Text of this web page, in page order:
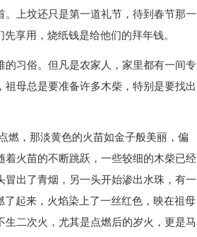
上坟还只是第一道礼节，待到春节那一
享用，烧纸钱是给他们的拜年钱。
习俗。但凡是农家人，家里都有一间专
母总是要准备许多木柴，特别是要找出
燃，那淡黄色的火苗如金子般美丽，偏
火苗的不断跳跃，一些较细的木柴已经
出了青烟，另一头开始渗出水珠，有一
起来，火焰染上了一丝红色，映在祖母
二次火，尤其是点燃后的岁火，更是马